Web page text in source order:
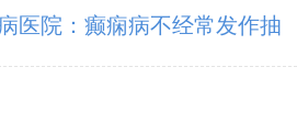
医院：癫痫病不经常发作抽